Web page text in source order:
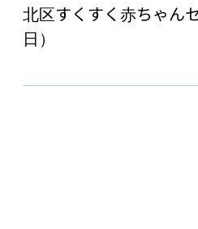
北区すくすく赤ちゃん
日）